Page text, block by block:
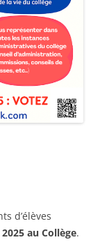
d’élèves
au Collège.